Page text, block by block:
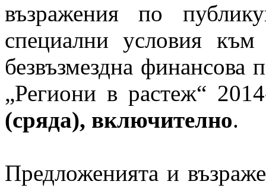
възражения по
специални условия към
безвъзмездна финансова
„Региони в растеж“
(сряда), включително.
Предложенията и